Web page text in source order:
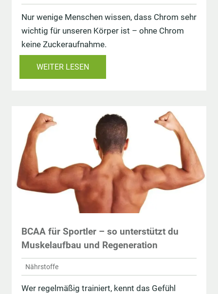
Nur wenige Menschen wissen, dass Chrom sehr
wichtig für unseren Körper ist – ohne Chrom
keine Zuckeraufnahme.
WEITER LESEN
BCAA für Sportler – so unterstützt du
Muskelaufbau und Regeneration
Nährstoffe
Wer regelmäßig trainiert, kennt das Gefühl